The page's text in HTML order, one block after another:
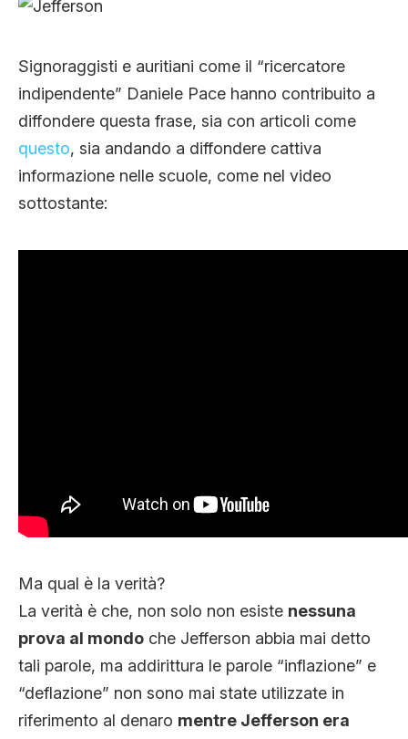
Signoraggisti e auritiani come il “ricercatore
indipendente” Daniele Pace hanno contribuito a
diffondere questa frase, sia con articoli come
questo, sia andando a diffondere cattiva
informazione nelle scuole, come nel video
sottostante:
Ma qual è la verità?
La verità è che, non solo non esiste nessuna
prova al mondo che Jefferson abbia mai detto
tali parole, ma addirittura le parole “inflazione” e
“deflazione” non sono mai state utilizzate in
riferimento al denaro mentre Jefferson era